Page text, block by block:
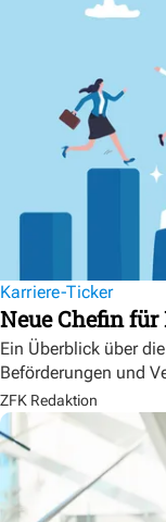
Karriere-Ticker
Neue Chefin
Ein Überblick über
Beförderungen und
ZFK Redaktion